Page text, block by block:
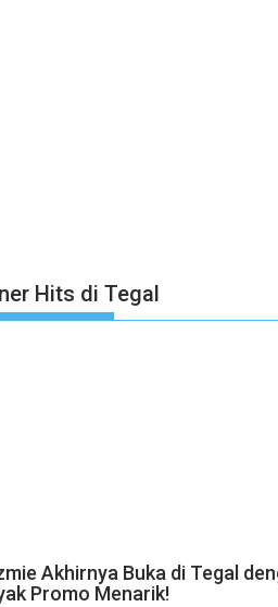
Hits di Tegal
Akhirnya Buka di Tegal
Promo Menarik!